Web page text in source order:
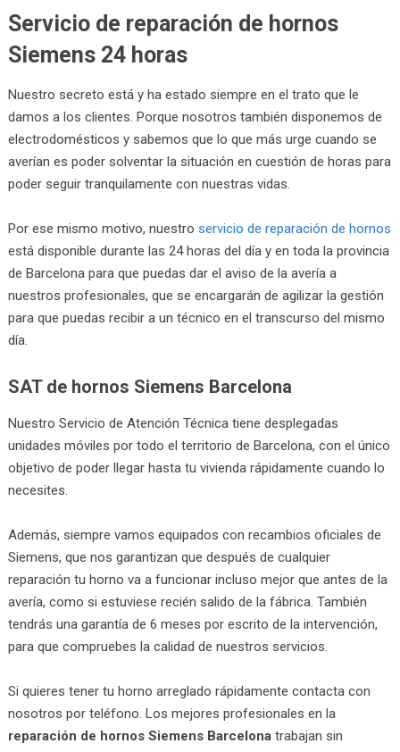
Servicio de reparación de hornos
Siemens 24 horas
Nuestro secreto está y ha estado siempre en el trato que le
damos a los clientes. Porque nosotros también disponemos de
electrodomésticos y sabemos que lo que más urge cuando se
averían es poder solventar la situación en cuestión de horas para
poder seguir tranquilamente con nuestras vidas.
Por ese mismo motivo, nuestro servicio de reparación de hornos
está disponible durante las 24 horas del día y en toda la provincia
de Barcelona para que puedas dar el aviso de la avería a
nuestros profesionales, que se encargarán de agilizar la gestión
para que puedas recibir a un técnico en el transcurso del mismo
día.
SAT de hornos Siemens Barcelona
Nuestro Servicio de Atención Técnica tiene desplegadas
unidades móviles por todo el territorio de Barcelona, con el único
objetivo de poder llegar hasta tu vivienda rápidamente cuando lo
necesites.
Además, siempre vamos equipados con recambios oficiales de
Siemens, que nos garantizan que después de cualquier
reparación tu horno va a funcionar incluso mejor que antes de la
avería, como si estuviese recién salido de la fábrica. También
tendrás una garantía de 6 meses por escrito de la intervención,
para que compruebes la calidad de nuestros servicios.
Si quieres tener tu horno arreglado rápidamente contacta con
nosotros por teléfono. Los mejores profesionales en la
reparación de hornos Siemens Barcelonatrabajan sin